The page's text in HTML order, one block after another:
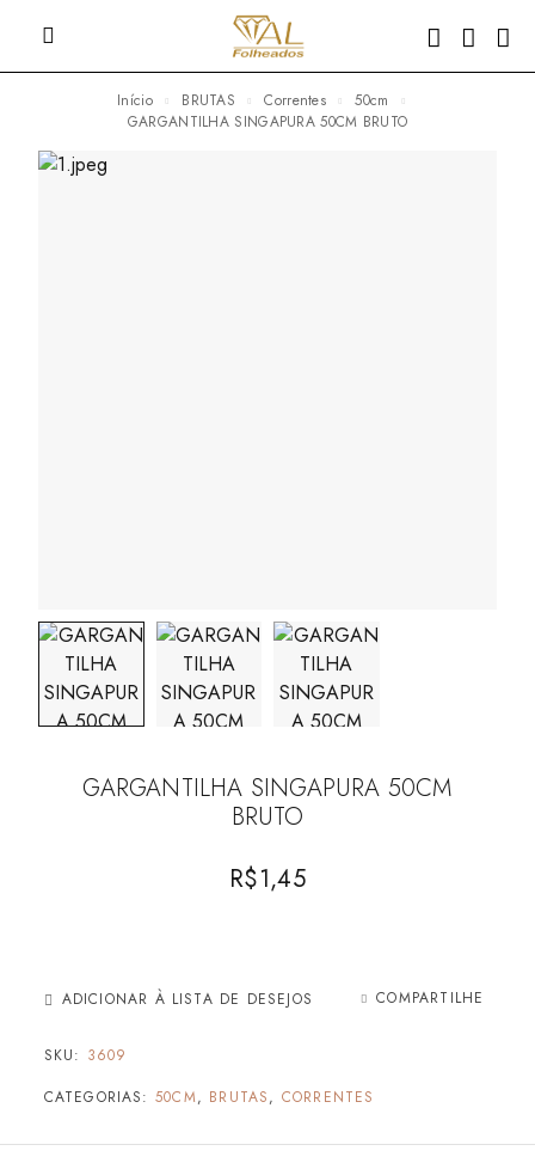
Início BRUTAS Correntes
50cm
GARGANTILHA SINGAPURA 50CM BRUTO
GARGANTILHA SINGAPURA 50CM
BRUTO
R$1,45
ADICIONAR À LISTA DE DESEJOS COMPARTILHE
SKU: 3609
CATEGORIAS: 50CM, BRUTAS, CORRENTES